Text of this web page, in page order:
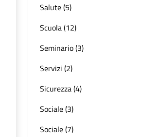
Salute (5)
Scuola (12)
Seminario (3)
Servizi (2)
Sicurezza (4)
Sociale (3)
Sociale (7)